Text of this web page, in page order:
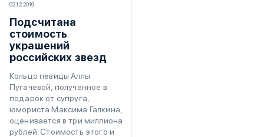
02.12.2019
Подсчитана
стоимость
украшений
российских звезд
Кольцо певицы Аллы
Пугачевой, полученное в
подарок от супруга,
юмориста Максима Галкина,
оценивается в три миллиона
рублей. Стоимость этого и